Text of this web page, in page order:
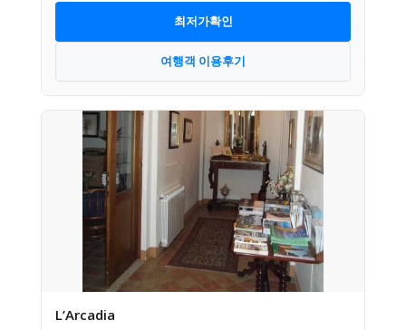
최저가확인
여행객 이용후기
L’Arcadia